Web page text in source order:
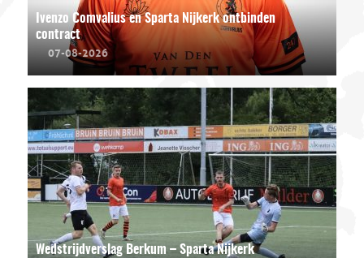
Ivenzo Comvalius en Sparta Nijkerk ontbinden
contract
07-08-2026
Wedstrijdverslag Berkum – Sparta Nijkerk